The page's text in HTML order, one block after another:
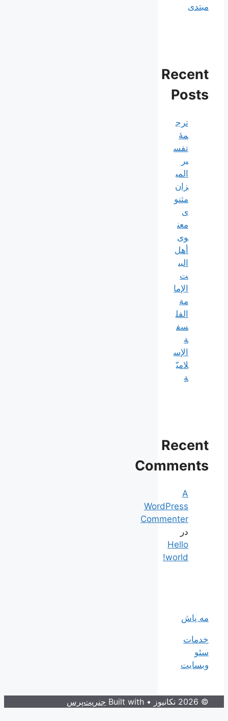
مبتدی
Recent
Posts
ترج
مۀ
تفس
یر
المی
زان
مثنو
ی
معن
وی
أهل
البي
ت
الإما
مة
الفل
سف
ة
الإس
لاميّ
ة
Recent
Comments
A
WordPress
Commenter
در
Hello
world!
مه پاش
خدمات
سئو
وبسایت
© 2026 نکانیوز • Built with جنریت‌پرس